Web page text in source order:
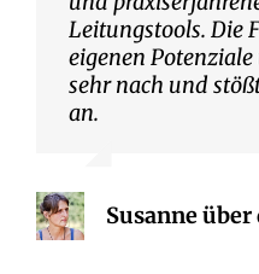
Leitungstools. Die
eigenen
sehr nach und
an.
Susanne